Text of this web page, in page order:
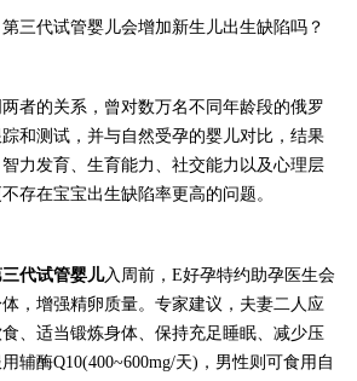
的关系，曾对数万名不同年龄段的俄罗
和测试，并与自然受孕的婴儿对比，结果
力发育、生育能力、社交能力以及心理层
存在宝宝出生缺陷率更高的问题。
代试管婴儿入周前，E好孕特约助孕医生会
，增强精卵质量。专家建议，夫妻二人应
、适当锻炼身体、保持充足睡眠、减少压
辅酶Q10(400~600mg/天)，男性则可食用自